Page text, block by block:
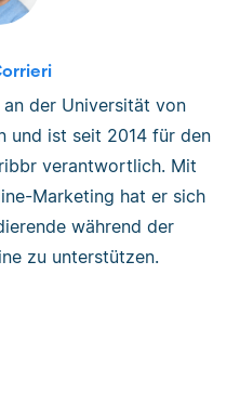
der Universität von
und ist seit 2014 für den
verantwortlich. Mit
Marketing hat er sich
während der
zu unterstützen.